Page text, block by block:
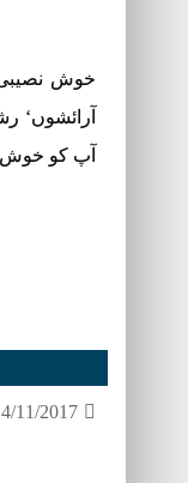
خوش
آرائشوں‘
آپ کو
11/2017